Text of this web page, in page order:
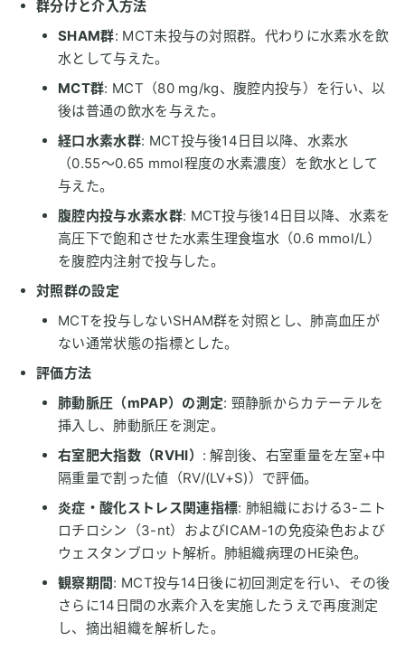
群分けと介入方法
SHAM群: MCT未投与の対照群。代わりに水素水を飲
水として与えた。
MCT群: MCT（80 mg/kg、腹腔内投与）を行い、以
後は普通の飲水を与えた。
経口水素水群: MCT投与後14日目以降、水素水
（0.55〜0.65 mmol程度の水素濃度）を飲水として
与えた。
腹腔内投与水素水群: MCT投与後14日目以降、水素を
高圧下で飽和させた水素生理食塩水（0.6 mmol/L）
を腹腔内注射で投与した。
対照群の設定
MCTを投与しないSHAM群を対照とし、肺高血圧が
ない通常状態の指標とした。
評価方法
肺動脈圧（mPAP）の測定: 頸静脈からカテーテルを
挿入し、肺動脈圧を測定。
右室肥大指数（RVHI） : 解剖後、右室重量を左室+中
隔重量で割った値（RV/(LV+S)）で評価。
炎症・酸化ストレス関連指標: 肺組織における3-ニト
ロチロシン（3-nt）およびICAM-1の免疫染色および
ウェスタンブロット解析。肺組織病理のHE染色。
観察期間: MCT投与14日後に初回測定を行い、その後
さらに14日間の水素介入を実施したうえで再度測定
し、摘出組織を解析した。